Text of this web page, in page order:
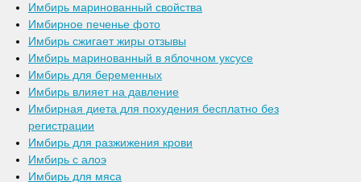
Имбирь маринованный свойства
Имбирное печенье фото
Имбирь сжигает жиры отзывы
Имбирь маринованный в яблочном уксусе
Имбирь для беременных
Имбирь влияет на давление
Имбирная диета для похудения бесплатно без
регистрации
Имбирь для разжижения крови
Имбирь с алоэ
Имбирь для мяса